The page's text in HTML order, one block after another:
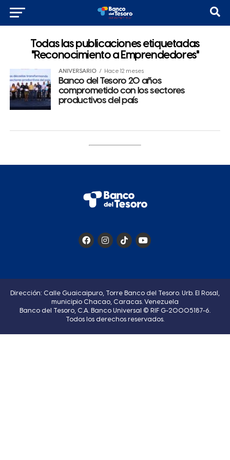
Todas las publicaciones etiquetadas
"Reconocimiento a Emprendedores"
ANIVERSARIO Hace 12 meses
Banco del Tesoro 20 años
comprometido con los sectores
productivos del país
Dirección: Calle Guaicaipuro, Torre Banco del Tesoro. Urb. El Rosal,
municipio Chacao, Caracas. Venezuela
Banco del Tesoro, C.A. Banco Universal © RIF G-20005187-6.
Todos los derechos reservados.